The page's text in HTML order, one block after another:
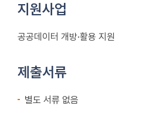
지원사업
공공데이터 개방·활용 지원
제출서류
별도 서류 없음